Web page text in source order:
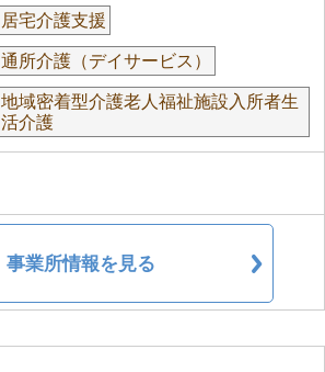
居宅介護支援
通所介護（デイサービス）
地域密着型介護老人福祉施設入所者生
活介護
事業所情報を見る